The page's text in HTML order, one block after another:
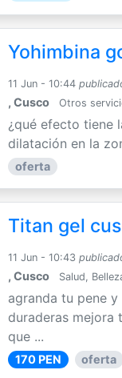
Yohimbina
11 Jun - 10:44
, Cusco Otros
¿qué efecto tiene
dilatación en la
oferta
Titan gel
11 Jun - 10:43
, Cusco Salud,
agranda tu pene
duraderas mejora
que ...
170 PEN oferta